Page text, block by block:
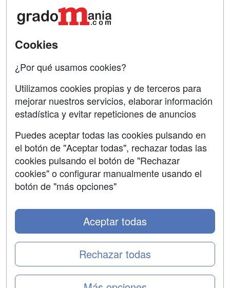
Acceso Centros
Contactar
Copyleft
Grupo formazion:
Copyright 2000-2026 Formazion Web, S.L. - Calle
Cookies
¿Por qué usamos cookies?
Utilizamos cookies propias y de terceros para
mejorar nuestros servicios, elaborar información
estadística y evitar repeticiones de anuncios
Puedes aceptar todas las cookies pulsando en
el botón de "Aceptar todas", rechazar todas las
cookies pulsando el botón de "Rechazar
cookies" o configurar manualmente usando el
botón de "más opciones"
Rechazar todas
Aceptar todas